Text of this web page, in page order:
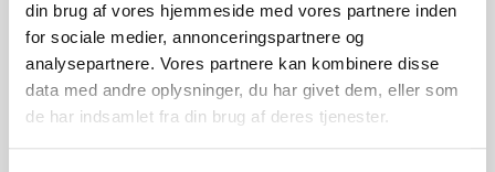
din brug af vores hjemmeside med vores partnere inden
for sociale medier, annonceringspartnere og
analysepartnere. Vores partnere kan kombinere disse
data med andre oplysninger, du har givet dem, eller som
de har indsamlet fra din brug af deres tjenester.
Renser din maskine
Til alle slags for kaffemaskiner
Ren maskine - bedre kaffesmag
Forlænger maskinens levetid